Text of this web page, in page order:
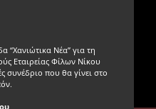
“Χανιώτικα Νέα” για τη
Εταιρείας Φίλων Νίκου
συνέδριο που θα γίνει στο